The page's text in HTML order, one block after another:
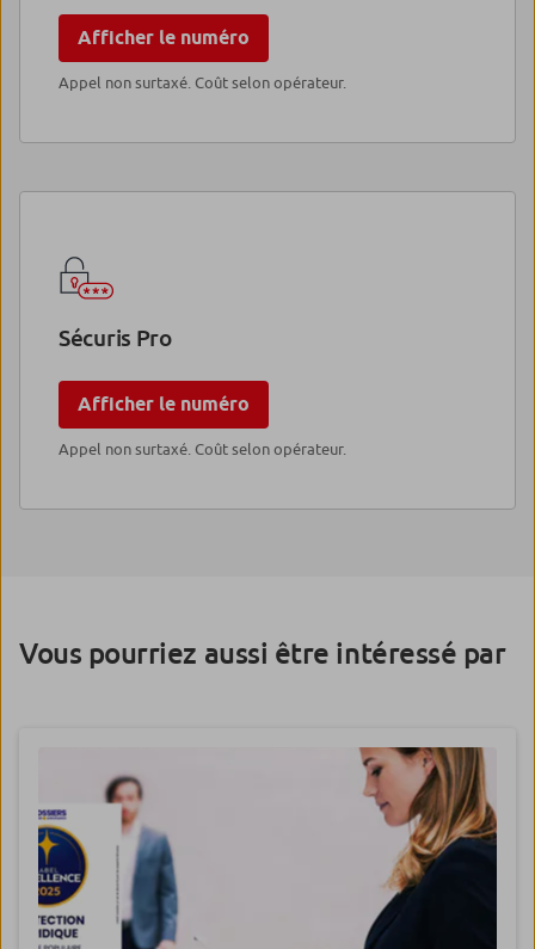
Afficher le numéro
Appel non surtaxé. Coût selon opérateur.
Sécuris Pro
Afficher le numéro
Appel non surtaxé. Coût selon opérateur.
Vous pourriez aussi être intéressé par